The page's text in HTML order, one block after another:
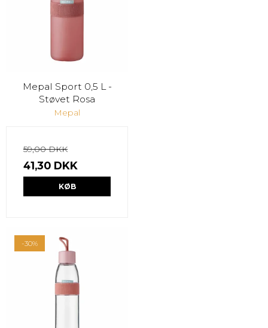
Mepal Sport 0,5 L -
Støvet Rosa
Mepal
59,00 DKK
41,30 DKK
KØB
-30%